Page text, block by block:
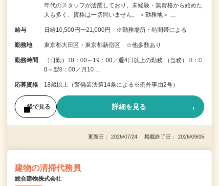
年代のスタッフが活躍しており、未経験・無資格から始めた
人も多く、資格は一切問いません。 ＜勤務地＞ …
給与 日給10,500円〜21,000円 ※勤務場所・時間帯による
勤務地 東京都大田区・東京都新宿区 ☆他多数あり
勤務時間
（日勤）10：00～19：00／週4日以上の勤務 （当務） 8：0
0～翌8：00／月10…
応募資格 18歳以上（警備業法第14条による※例外事由2号）
後で見る 詳細を見る
更新日： 2026/07/24 掲載終了日： 2026/09/05
建物の清掃代務員
総合建物株式会社